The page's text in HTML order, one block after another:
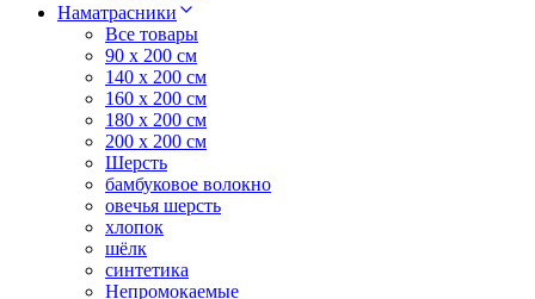
Наматрасники
Все товары
90 x 200 см
140 x 200 см
160 x 200 см
180 x 200 см
200 x 200 см
Шерсть
бамбуковое волокно
овечья шерсть
хлопок
шёлк
синтетика
Непромокаемые